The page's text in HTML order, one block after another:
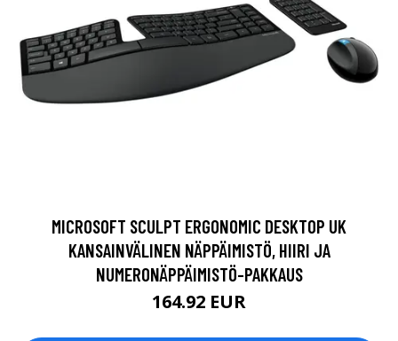
MICROSOFT SCULPT ERGONOMIC DESKTOP UK
KANSAINVÄLINEN NÄPPÄIMISTÖ, HIIRI JA
NUMERONÄPPÄIMISTÖ-PAKKAUS
164.92 EUR